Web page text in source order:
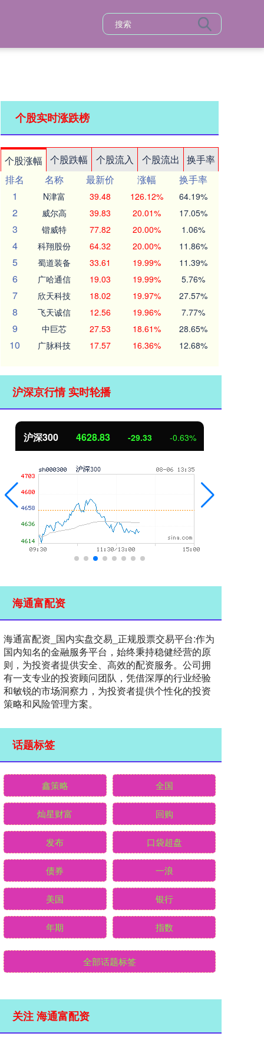
个股实时涨跌榜
个股涨幅 个股跌幅 个股流入 个股流出
换手率
排名
名称 最新价 涨幅
换手率
1
N津富 39.48 126.12% 64.19%
2 威尔高 39.83 20.01% 17.05%
3 锴威特 77.82 20.00% 1.06%
4 科翔股份 64.32 20.00% 11.86%
5 蜀道装备 33.61 19.99% 11.39%
6 广哈通信 19.03 19.99% 5.76%
7 欣天科技 18.02 19.97% 27.57%
8 飞天诚信 12.56 19.96% 7.77%
9 中巨芯 27.53 18.61% 28.65%
10 广脉科技 17.57 16.36% 12.68%
沪深京行情 实时轮播
沪深300 4628.83 -29.33 -0.63%
海通富配资
海通富配资_国内实盘交易_正规股票交易平台:作为
国内知名的金融服务平台，始终秉持稳健经营的原
则，为投资者提供安全、高效的配资服务。公司拥
有一支专业的投资顾问团队，凭借深厚的行业经验
和敏锐的市场洞察力，为投资者提供个性化的投资
策略和风险管理方案。
话题标签
鑫策略 全国
灿星财富 回购
发布 口袋超盘
债券 一浪
美国 银行
年期 指数
全部话题标签
关注 海通富配资